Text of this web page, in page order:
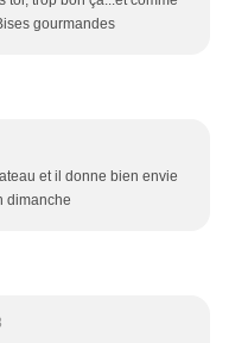
gourmandes
et il donne bien envie
dimanche